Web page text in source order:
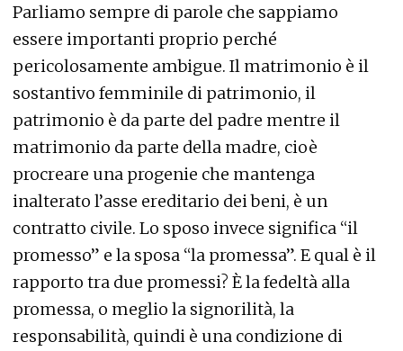
Parliamo sempre di parole che sappiamo
essere importanti proprio perché
pericolosamente ambigue. Il matrimonio è il
sostantivo femminile di patrimonio, il
patrimonio è da parte del padre mentre il
matrimonio da parte della madre, cioè
procreare una progenie che mantenga
inalterato l’asse ereditario dei beni, è un
contratto civile. Lo sposo invece significa “il
promesso” e la sposa “la promessa”. E qual è il
rapporto tra due promessi? È la fedeltà alla
promessa, o meglio la signorilità, la
responsabilità, quindi è una condizione di